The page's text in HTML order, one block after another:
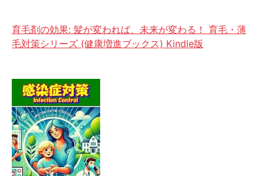
育毛剤の効果: 髪が変われば、未来が変わる！ 育毛・薄
毛対策シリーズ (健康増進ブックス) Kindle版